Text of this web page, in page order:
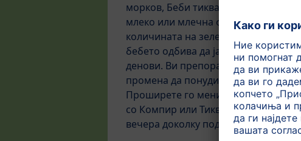
морков, Беби тиква, Бел морков и
млеко или млечна формула за да се
количината на зеленчук со неколку
бебето одбива да јаде зеленчук на
денови. Ви препорачуваме
промена да понудите нов вид на
Проширете го менито после тоа
со Компир или Тиква со Компир.
вечера доколку подобро одговара